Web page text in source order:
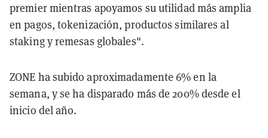
premier mientras apoyamos su utilidad más amplia
en pagos, tokenización, productos similares al
staking y remesas globales".
ZONE ha subido aproximadamente 6% en la
semana, y se ha disparado más de 200% desde el
inicio del año.